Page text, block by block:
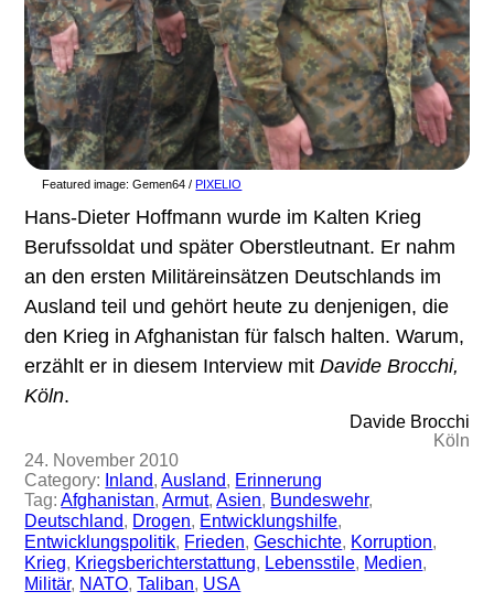
Featured image:Gemen64 /PIXELIO
Hans-Dieter Hoffmann wurde im Kalten Krieg
Berufssoldat und später Oberstleutnant. Er nahm
an den ersten Militäreinsätzen Deutschlands im
Ausland teil und gehört heute zu denjenigen, die
den Krieg in Afghanistan für falsch halten. Warum,
erzählt er in diesem Interview mitDavide Brocchi,
Köln.
Davide Brocchi
Köln
24. November 2010
Category: Inland, Ausland, Erinnerung
Tag:Afghanistan, Armut, Asien, Bundeswehr
Deutschland, Drogen, Entwicklungshilfe
Entwicklungspolitik, Frieden, Geschichte, Korruption
Krieg, Kriegsberichterstattung, Lebensstile, Medien
Militär, NATO, Taliban, USA